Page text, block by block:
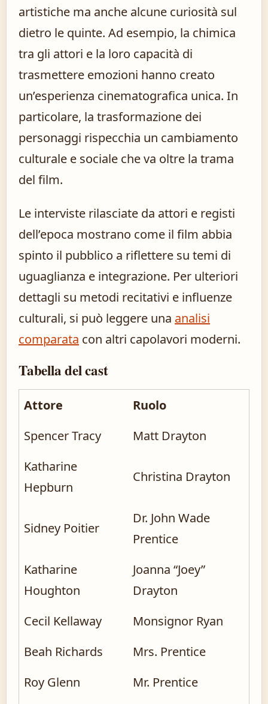
artistiche ma anche alcune curiosità sul
dietro le quinte. Ad esempio, la chimica
tra gli attori e la loro capacità di
trasmettere emozioni hanno creato
un’esperienza cinematografica unica. In
particolare, la trasformazione dei
personaggi rispecchia un cambiamento
culturale e sociale che va oltre la trama
del film.
Le interviste rilasciate da attori e registi
dell’epoca mostrano come il film abbia
spinto il pubblico a riflettere su temi di
uguaglianza e integrazione. Per ulteriori
dettagli su metodi recitativi e influenze
culturali, si può leggere una analisi
comparata con altri capolavori moderni.
Tabella del cast
Attore
Ruolo
Spencer Tracy
Matt Drayton
Katharine
Hepburn
Christina Drayton
Sidney Poitier
Dr. John Wade
Prentice
Katharine
Houghton
Joanna “Joey”
Drayton
Cecil Kellaway
Monsignor Ryan
Beah Richards
Mrs. Prentice
Roy Glenn
Mr. Prentice